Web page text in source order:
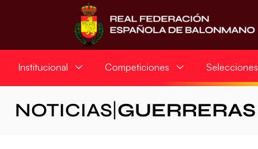
Institucional Competiciones Selecciones
NOTICIAS GUERRERAS